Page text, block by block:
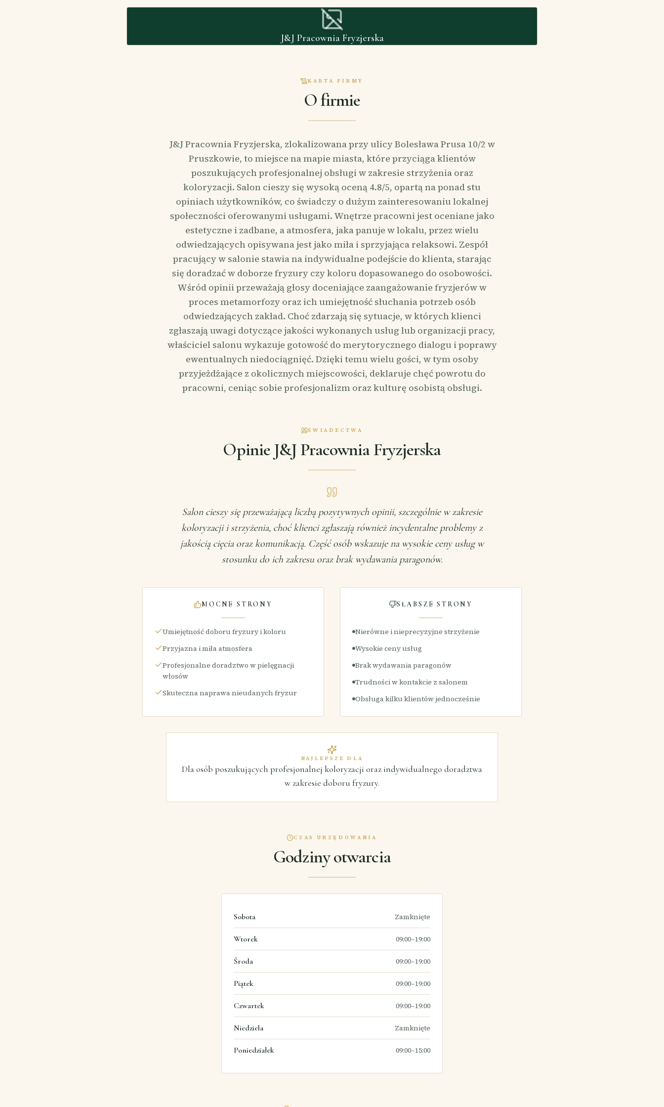
J&J Pracownia Fryzjerska
KARTA FIRMY
O firmie
J&J Pracownia Fryzjerska, zlokalizowana przy ulicy Bolesława Prusa 10/2 w
Pruszkowie, to miejsce na mapie miasta, które przyciąga klientów
poszukujących profesjonalnej obsługi w zakresie strzyżenia oraz
koloryzacji. Salon cieszy się wysoką oceną 4.8/5, opartą na ponad stu
opiniach użytkowników, co świadczy o dużym zainteresowaniu lokalnej
społeczności oferowanymi usługami. Wnętrze pracowni jest oceniane jako
estetyczne i zadbane, a atmosfera, jaka panuje w lokalu, przez wielu
odwiedzających opisywana jest jako miła i sprzyjająca relaksowi. Zespół
pracujący w salonie stawia na indywidualne podejście do klienta, starając
się doradzać w doborze fryzury czy koloru dopasowanego do osobowości.
Wśród opinii przeważają głosy doceniające zaangażowanie fryzjerów w
proces metamorfozy oraz ich umiejętność słuchania potrzeb osób
odwiedzających zakład. Choć zdarzają się sytuacje, w których klienci
zgłaszają uwagi dotyczące jakości wykonanych usług lub organizacji pracy,
właściciel salonu wykazuje gotowość do merytorycznego dialogu i poprawy
ewentualnych niedociągnięć. Dzięki temu wielu gości, w tym osoby
przyjeżdżające z okolicznych miejscowości, deklaruje chęć powrotu do
pracowni, ceniąc sobie profesjonalizm oraz kulturę osobistą obsługi.
ŚWIADECTWA
Opinie J&J Pracownia Fryzjerska
Salon cieszy się przeważającą liczbą pozytywnych opinii, szczególnie w zakresie
koloryzacji i strzyżenia, choć klienci zgłaszają również incydentalne problemy z
jakością cięcia oraz komunikacją. Część osób wskazuje na wysokie ceny usług w
stosunku do ich zakresu oraz brak wydawania paragonów.
MOCNE STRONY
Umiejętność doboru fryzury i koloru
Przyjazna i miła atmosfera
Profesjonalne doradztwo w pielęgnacji
włosów
Skuteczna naprawa nieudanych fryzur
SŁABSZE STRONY
Nierówne i nieprecyzyjne strzyżenie
Wysokie ceny usług
Brak wydawania paragonów
Trudności w kontakcie z salonem
Obsługa kilku klientów jednocześnie
NAJLEPSZE DLA
Dla osób poszukujących profesjonalnej koloryzacji oraz indywidualnego doradztwa
w zakresie doboru fryzury.
CZAS URZĘDOWANIA
Godziny otwarcia
Sobota Zamknięte
Wtorek 09:00–19:00
Środa 09:00–19:00
Piątek 09:00–19:00
Czwartek 09:00–19:00
Niedziela Zamknięte
Poniedziałek 09:00–15:00